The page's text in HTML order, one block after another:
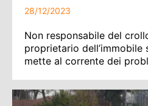
28/12/2023
Non responsabile del
proprietario dell’immobile
mette al corrente dei